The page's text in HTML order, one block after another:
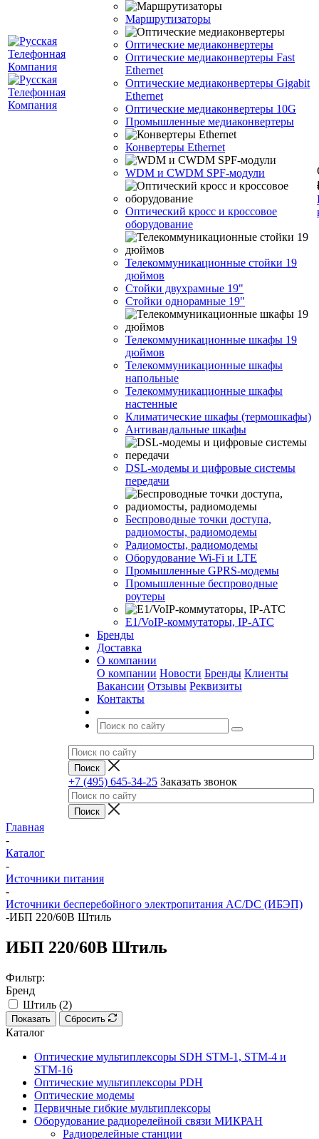
Маршрутизаторы
Оптические медиаконвертеры
Оптические медиаконвертеры Fast
Ethernet
Оптические медиаконвертеры Gigabit
Ethernet
Оптические медиаконвертеры 10G
Промышленные медиаконвертеры
Конвертеры Ethernet
WDM и CWDM SPF-модули
Оптический кросс и кроссовое
оборудование
Телекоммуникационные стойки 19
дюймов
Стойки двухрамные 19"
Стойки однорамные 19"
Телекоммуникационные шкафы 19
дюймов
Телекоммуникационные шкафы
напольные
Телекоммуникационные шкафы
настенные
Климатические шкафы (термошкафы)
Антивандальные шкафы
DSL-модемы и цифровые системы
передачи
Беспроводные точки доступа,
радиомосты, радиомодемы
Радиомосты, радиомодемы
Оборудование Wi-Fi и LTE
Промышленные GPRS-модемы
Промышленные беспроводные
роутеры
Е1/VoIP-коммутаторы, IP-АТС
Бренды
Доставка
О компании
О компании Новости Бренды Клиенты
Вакансии Отзывы Реквизиты
Контакты
+7 (495) 645-34-25 Заказать звонок
Главная
-
Каталог
-
Источники питания
-
Источники бесперебойного электропитания AC/DC (ИБЭП)
-ИБП 220/60В Штиль
ИБП 220/60В Штиль
Фильтр:
Бренд
Штиль (2)
Показать Сбросить
Каталог
Оптические мультиплексоры SDH STM-1, STM-4 и
STM-16
Оптические мультиплексоры PDH
Оптические модемы
Первичные гибкие мультиплексоры
Оборудование радиорелейной связи МИКРАН
Радиорелейные станции